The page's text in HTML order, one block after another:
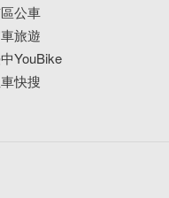
公車
旅遊
YouBike
快搜